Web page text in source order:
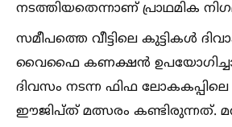
നടത്തിയതെന്നാണ് പ്രാഥമിക
സമീപത്തെ വീട്ടിലെ കുട്ടികള്‍
വൈഫൈ കണക്ഷൻ
ദിവസം നടന്ന ഫിഫ
ഈജിപ്ത് മത്സരം കണ്ടിരുന്നത്.